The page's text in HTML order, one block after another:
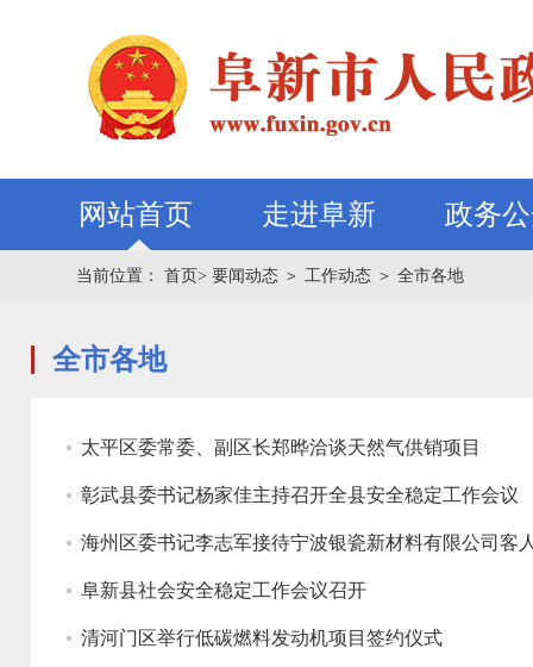
网站首页 走进阜新 政务
当前位置： 首页> 要闻动态 ＞ 工作动态 ＞ 全市各地
全市各地
太平区委常委、副区长郑晔洽谈天然气供销项目
彰武县委书记杨家佳主持召开全县安全稳定工作会议
海州区委书记李志军接待宁波银瓷新材料有限公司客
阜新县社会安全稳定工作会议召开
清河门区举行低碳燃料发动机项目签约仪式